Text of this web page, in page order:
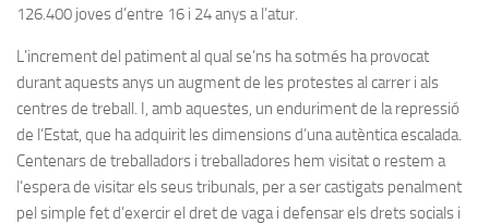
126.400 joves d’entre 16 i 24 anys a l’atur.
L’increment del patiment al qual se’ns ha sotmés ha provocat
durant aquests anys un augment de les protestes al carrer i als
centres de treball. I, amb aquestes, un enduriment de la repressió
de l’Estat, que ha adquirit les dimensions d’una autèntica escalada.
Centenars de treballadors i treballadores hem visitat o restem a
l’espera de visitar els seus tribunals, per a ser castigats penalment
pel simple fet d’exercir el dret de vaga i defensar els drets socials i